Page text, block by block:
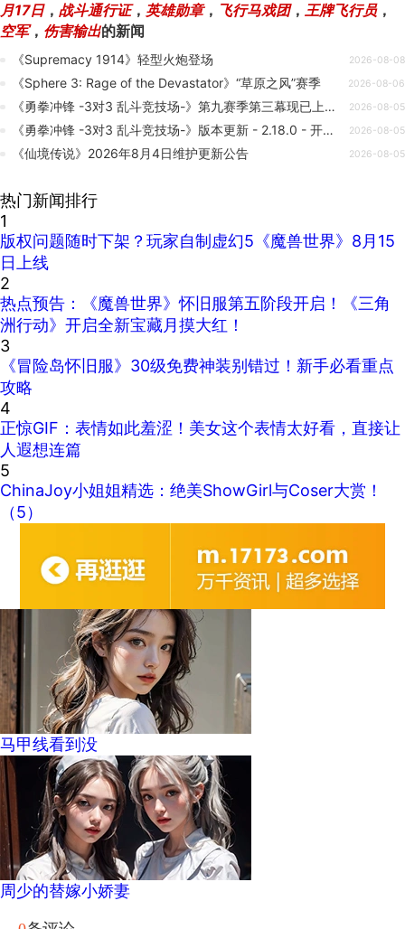
月17日， 战斗通行证， 英雄勋章， 飞行马戏团， 王牌飞行员，
空军， 伤害输出的新闻
《Supremacy 1914》轻型火炮登场 2026-08-08
《Sphere 3: Rage of the Devastator》“草原之风”赛季 2026-08-06
《勇拳冲锋 -3对3 乱斗竞技场-》第九赛季第三幕现已上线！ 2026-08-05
《勇拳冲锋 -3对3 乱斗竞技场-》版本更新 - 2.18.0 - 开启第9赛季第3幕 2026-08-05
《仙境传说》2026年8月4日维护更新公告 2026-08-05
热门新闻排行
1
版权问题随时下架？玩家自制虚幻5《魔兽世界》8月15
日上线
2
热点预告：《魔兽世界》怀旧服第五阶段开启！《三角
洲行动》开启全新宝藏月摸大红！
3
《冒险岛怀旧服》30级免费神装别错过！新手必看重点
攻略
4
正惊GIF：表情如此羞涩！美女这个表情太好看，直接让
人遐想连篇
5
ChinaJoy小姐姐精选：绝美ShowGirl与Coser大赏！
（5）
马甲线看到没
周少的替嫁小娇妻